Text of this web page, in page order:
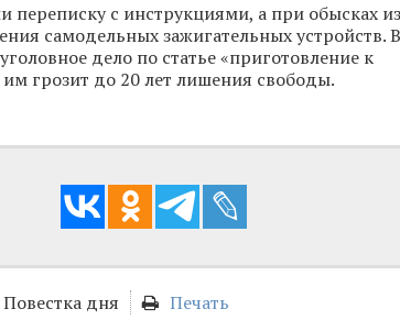
переписку с инструкциями, а при обысках
самодельных зажигательных устройств.
дело по статье «приготовление к
им грозит до 20 лет лишения свободы.
Повестка дня
Печать